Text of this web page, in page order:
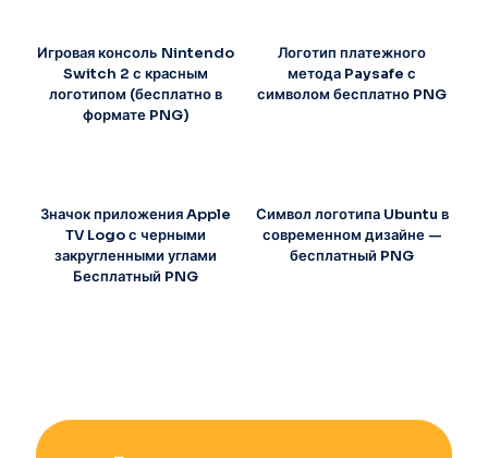
Игровая консоль Nintendo
Switch 2 с красным
логотипом (бесплатно в
формате PNG)
Логотип платежного
метода Paysafe с
символом бесплатно PNG
Значок приложения Apple
TV Logo с черными
закругленными углами
Бесплатный PNG
Символ логотипа Ubuntu в
современном дизайне —
бесплатный PNG